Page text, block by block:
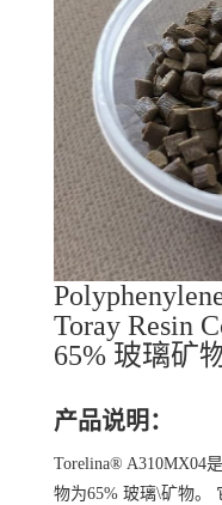
Toray Resin
65% 玻璃矿
产品说明：
Torelina® A310MX04
物为65% 玻璃\矿物。